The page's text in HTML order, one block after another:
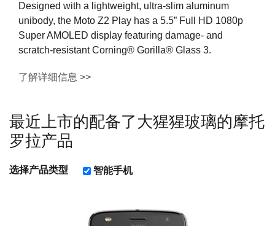
Designed with a lightweight, ultra-slim aluminum
unibody, the Moto Z2 Play has a 5.5” Full HD 1080p
Super AMOLED display featuring damage- and
scratch-resistant Corning® Gorilla® Glass 3.
了解详细信息 >>
最近上市的配备了大猩猩玻璃的摩托
罗拉产品
选择产品类型 智能手机